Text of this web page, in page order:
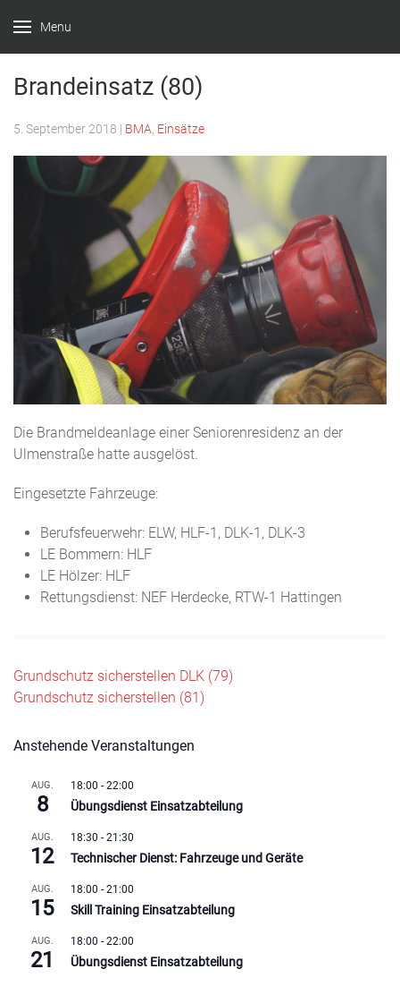
Menu
Witten –
Bommern
Brandeinsatz (80)
5. September 2018 | BMA Einsätze
Die Brandmeldeanlage einer Seniorenresidenz an der
Ulmenstraße hatte ausgelöst.
Eingesetzte Fahrzeuge:
Berufsfeuerwehr: ELW, HLF-1, DLK-1, DLK-3
LE Bommern: HLF
LE Hölzer: HLF
Rettungsdienst: NEF Herdecke, RTW-1 Hattingen
Beitragsnavigation
Grundschutz sicherstellen DLK (79)
Grundschutz sicherstellen (81)
Anstehende Veranstaltungen
AUG.
8
18:00 - 22:00
Übungsdienst Einsatzabteilung
AUG.
12
18:30 - 21:30
Technischer Dienst: Fahrzeuge und Geräte
AUG.
15
18:00 - 21:00
Skill Training Einsatzabteilung
AUG.
21
18:00 - 22:00
Übungsdienst Einsatzabteilung